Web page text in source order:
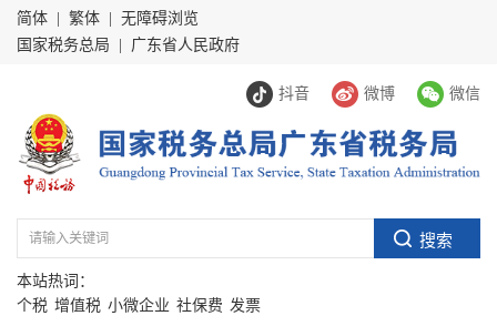
简体 繁体
无障碍浏览
国家税务总局
广东省人民政府
抖音 微博 微信
本站热词：
个税 增值税 小微企业 社保费 发票